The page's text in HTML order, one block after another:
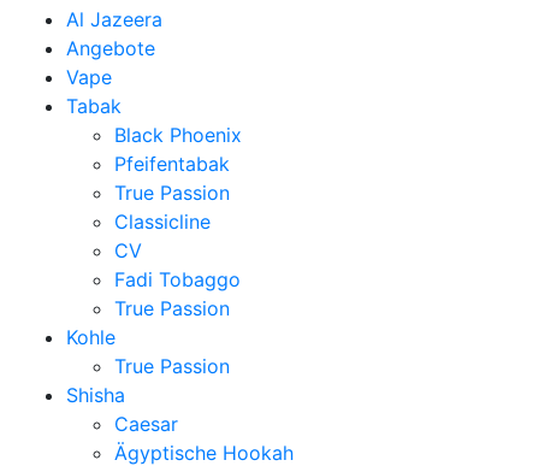
Al Jazeera
Angebote
Vape
Tabak
Black Phoenix
Pfeifentabak
True Passion
Classicline
CV
Fadi Tobaggo
True Passion
Kohle
True Passion
Shisha
Caesar
Ägyptische Hookah